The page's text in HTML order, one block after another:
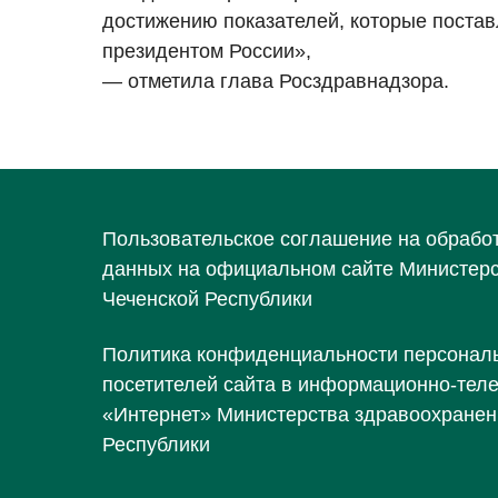
достижению показателей, которые
президентом России»,
— отметила глава Росздравнадзора.
Пользовательское соглашение на
данных на официальном сайте
Чеченской Республики
Политика конфиденциальности
посетителей сайта в информационно-
«Интернет» Министерства
Республики